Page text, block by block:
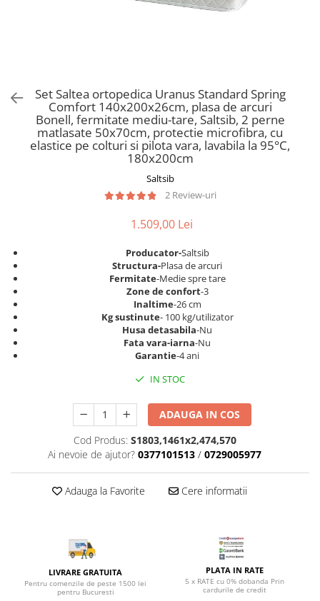
Saltele Memory Pocket
Saltele cu plasa arcuri
Saltele cu spuma
Saltele cu spuma
Saltele cu spuma poliuretanica
Saltele 160x200
Saltele 180x200
Top saltele
Top saltele 5 cm
Top saltele 10 cm
Top saltele memory 5 cm
Top saltele MemoHR 6.5 cm
Saltele cu plasa de arcuri
Saltele cu spuma
Scaune pentru living
Seturi comode living si vitrine
Mobila living
Dulap birou
Birouri
Scaune pentru birou
Scaune pentru vizitatori
Scaune manager
Seturi mese si scaune bucatarie
Suporturi si rafturi pantofi
Seturi mobilier hol
Stender haine
Suport pentru umerase
Scaune birou copii
Scaune resigilate
Scaune gradinita
Scaune conferinta
Set Saltea ortopedica Uranus Standard Spring
Comfort 140x200x26cm, plasa de arcuri
Bonell, fermitate mediu-tare, Saltsib, 2 perne
matlasate 50x70cm, protectie microfibra, cu
elastice pe colturi si pilota vara, lavabila la 95°C,
180x200cm
Saltsib
2 Review-uri
1.509,00 Lei
Producator-Saltsib
Structura-Plasa de arcuri
Fermitate-Medie spre tare
Zone de confort-3
Inaltime-26 cm
Kg sustinute- 100 kg/utilizator
Husa detasabila-Nu
Fata vara-iarna-Nu
Garantie-4 ani
IN STOC
ADAUGA IN COS
Cod Produs: S1803,1461x2,474,570
Ai nevoie de ajutor? 0377101513 / 0729005977
Adauga la Favorite Cere informatii
LIVRARE GRATUITA
Pentru comenzile de peste 1500 lei
pentru Bucuresti
PLATA IN RATE
5 x RATE cu 0% dobanda Prin
cardurile de credit